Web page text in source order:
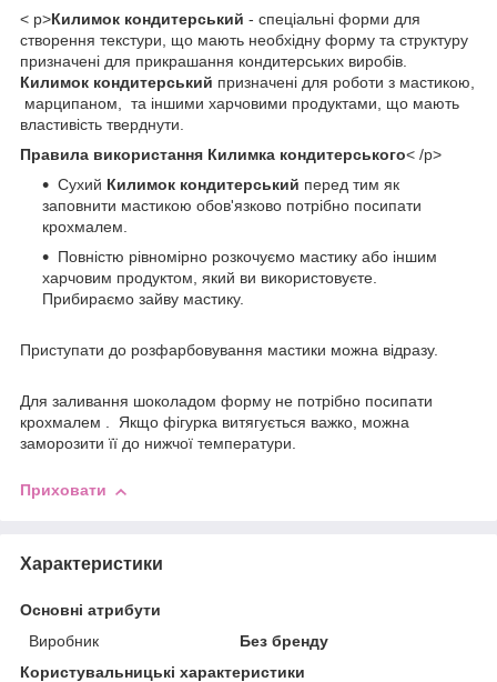
< p>Килимок кондитерський - спеціальні форми для
створення текстури, що мають необхідну форму та структуру
призначені для прикрашання кондитерських виробів.
Килимок кондитерський призначені для роботи з мастикою,
марципаном, та іншими харчовими продуктами, що мають
властивість тверднути.
Правила використання Килимка кондитерського< /p>
Сухий Килимок кондитерський перед тим як
заповнити мастикою обов'язково потрібно посипати
крохмалем.
Повністю рівномірно розкочуємо мастику або іншим
харчовим продуктом, який ви використовуєте.
Прибираємо зайву мастику.
Приступати до розфарбовування мастики можна відразу.
Для заливання шоколадом форму не потрібно посипати
крохмалем . Якщо фігурка витягується важко, можна
заморозити її до нижчої температури.
Приховати
Характеристики
Основні атрибути
Виробник
Без бренду
Користувальницькі характеристики